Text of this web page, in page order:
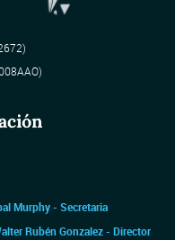
Murphy - Secretaria
Rubén Gonzalez - Director